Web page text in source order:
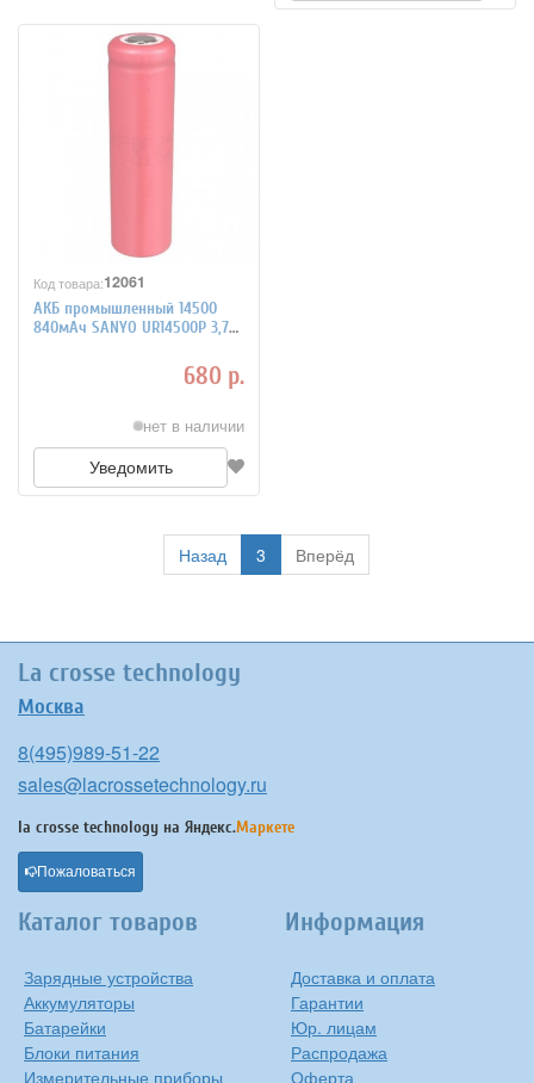
Код товара:12061
АКБ промышленный 14500
840мАч SANYO UR14500P 3,7В
680 р.
нет в наличии
Уведомить
Назад 3 Вперёд
La crosse technology
Москва
8(495)989-51-22
sales@lacrossetechnology.ru
la crosse technology на Яндекс.Маркете
Пожаловаться
Каталог товаров
Зарядные устройства
Аккумуляторы
Батарейки
Блоки питания
Измерительные приборы
Информация
Доставка и оплата
Гарантии
Юр. лицам
Распродажа
Оферта